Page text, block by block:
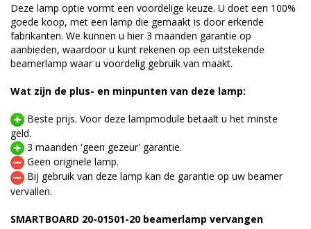
Deze lamp optie vormt een voordelige keuze. U doet een 100%
goede koop, met een lamp die gemaakt is door erkende
fabrikanten. We kunnen u hier 3 maanden garantie op
aanbieden, waardoor u kunt rekenen op een uitstekende
beamerlamp waar u voordelig gebruik van maakt.
Wat zijn de plus- en minpunten van deze lamp:
Beste prijs. Voor deze lampmodule betaalt u het minste
geld.
3 maanden 'geen gezeur' garantie.
Geen originele lamp.
Bij gebruik van deze lamp kan de garantie op uw beamer
vervallen.
SMARTBOARD 20-01501-20 beamerlamp vervangen